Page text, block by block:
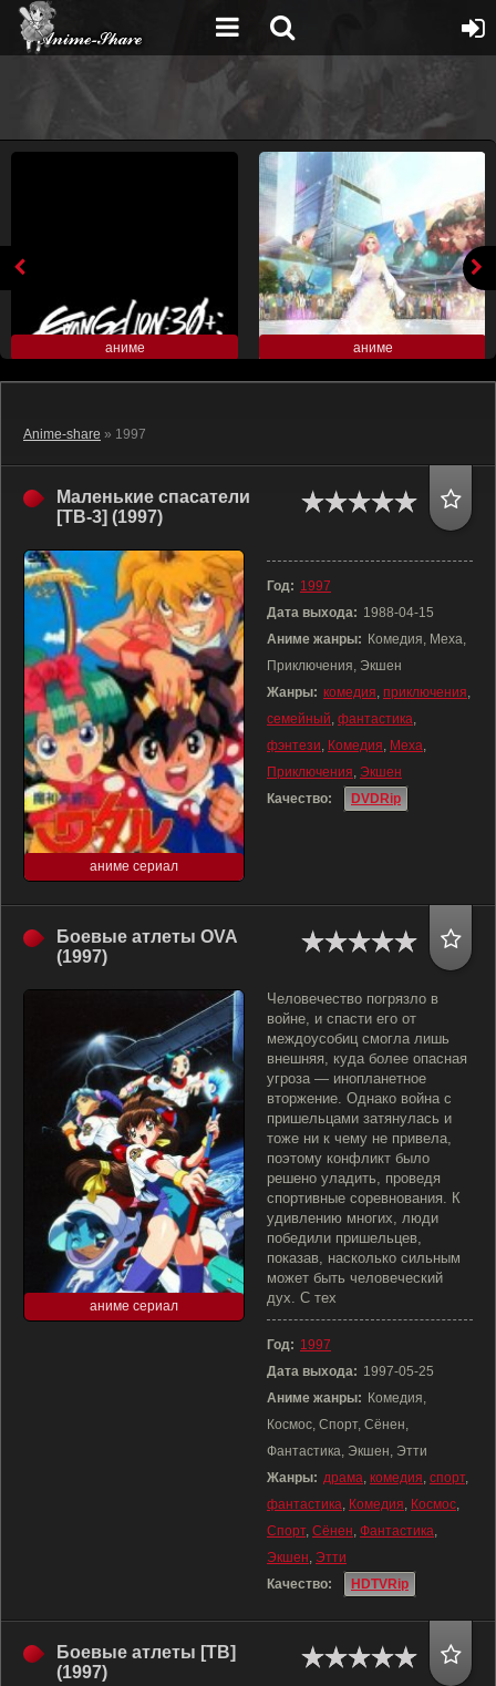
аниме аниме
Anime-share » 1997
Маленькие спасатели
[ТВ-3] (1997)
аниме сериал
Год: 1997
Дата выхода: 1988-04-15
Аниме жанры: Комедия, Меха,
Приключения, Экшен
Жанры: комедия, приключения,
семейный, фантастика,
фэнтези, Комедия, Меха,
Приключения, Экшен
Качество:
DVDRip
Боевые атлеты OVA
(1997)
аниме сериал
Человечество погрязло в
войне, и спасти его от
междоусобиц смогла лишь
внешняя, куда более опасная
угроза — инопланетное
вторжение. Однако война с
пришельцами затянулась и
тоже ни к чему не привела,
поэтому конфликт было
решено уладить, проведя
спортивные соревнования. К
удивлению многих, люди
победили пришельцев,
показав, насколько сильным
может быть человеческий
дух. С тех
Год: 1997
Дата выхода: 1997-05-25
Аниме жанры: Комедия,
Космос, Спорт, Сёнен,
Фантастика, Экшен, Этти
Жанры: драма, комедия, спорт,
фантастика, Комедия, Космос,
Спорт, Сёнен, Фантастика,
Экшен, Этти
Качество:
HDTVRip
Боевые атлеты [ТВ]
(1997)